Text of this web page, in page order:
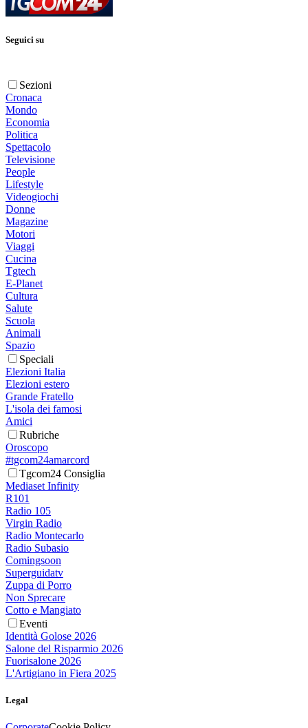
Seguici su
Sezioni
Cronaca
Mondo
Economia
Politica
Spettacolo
Televisione
People
Lifestyle
Videogiochi
Donne
Magazine
Motori
Viaggi
Cucina
Tgtech
E-Planet
Cultura
Salute
Scuola
Animali
Spazio
Speciali
Elezioni Italia
Elezioni estero
Grande Fratello
L'isola dei famosi
Amici
Rubriche
Oroscopo
#tgcom24amarcord
Tgcom24 Consiglia
Mediaset Infinity
R101
Radio 105
Virgin Radio
Radio Montecarlo
Radio Subasio
Comingsoon
Superguidatv
Zuppa di Porro
Non Sprecare
Cotto e Mangiato
Eventi
Identità Golose 2026
Salone del Risparmio 2026
Fuorisalone 2026
L'Artigiano in Fiera 2025
Legal